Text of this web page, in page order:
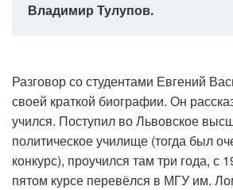
Владимир Тулупов.
Разговор со студентами Евгений
своей краткой биографии. Он
учился. Поступил во Львовское
политическое училище (тогда был
конкурс), проучился там три года, с
пятом курсе перевёлся в МГУ им.